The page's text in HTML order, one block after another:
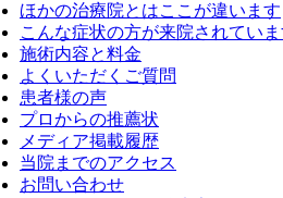
ほかの治療院とはここが違います
こんな症状の方が来院されていま
施術内容と料金
よくいただくご質問
患者様の声
プロからの推薦状
メディア掲載履歴
当院までのアクセス
お問い合わせ